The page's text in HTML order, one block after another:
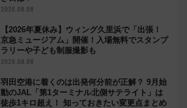
2026.08.08
【2026年夏休み】ウィング久里浜で「出張！
京急ミュージアム」開催！入場無料でスタンプ
ラリーや子ども制服撮影も
2026.08.08
羽田空港に着くのは出発何分前が正解？ 9月始
動のJAL「第1ターミナル北側サテライト」は
徒歩1キロ超え！ 知っておきたい変更点まとめ